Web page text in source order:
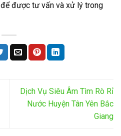
để được tư vấn và xử lý trong
Dịch Vụ Siêu Âm Tìm Rò Rỉ
Nước Huyện Tân Yên Bắc
Giang